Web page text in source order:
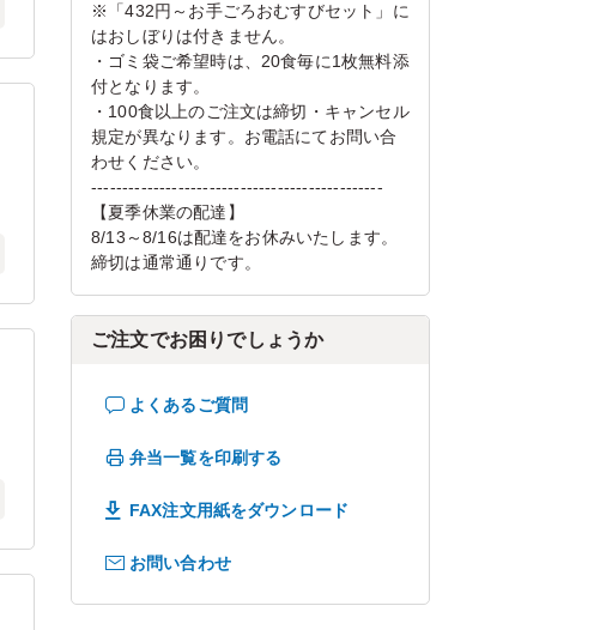
※「432円～お手ごろおむすびセット」に
はおしぼりは付きません。
・ゴミ袋ご希望時は、20食毎に1枚無料添
付となります。
・100食以上のご注文は締切・キャンセル
規定が異なります。お電話にてお問い合
わせください。
-----------------------------------------------
【夏季休業の配達】
8/13～8/16は配達をお休みいたします。
締切は通常通りです。
ご注文でお困りでしょうか
よくあるご質問
弁当一覧を印刷する
FAX注文用紙をダウンロード
お問い合わせ